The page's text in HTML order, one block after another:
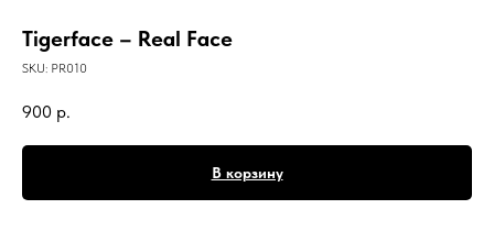
Tigerface – Real Face
SKU: PR010
900 р.
В корзину